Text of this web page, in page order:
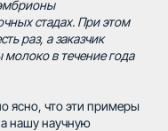
стадах. При этом
раз, а заказчик
молоко в течение года
ясно, что эти примеры
нашу научную